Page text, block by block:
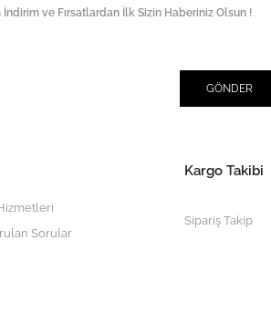
ve Fırsatlardan İlk Sizin Haberiniz Olsun !
GÖNDER
Sorular
Kargo Takibi
Sipariş Takip